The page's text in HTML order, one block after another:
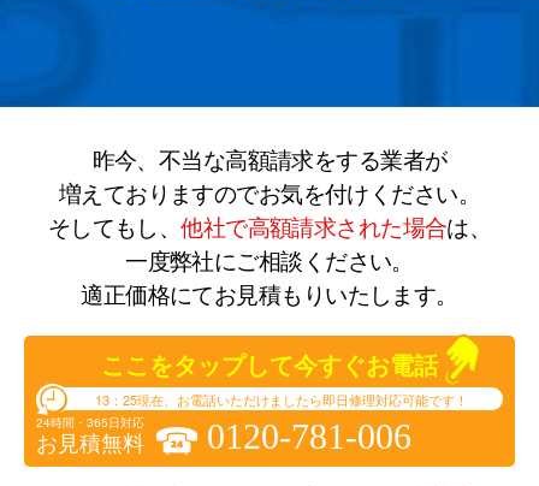
昨今、不当な高額請求をする業者が
増えておりますのでお気を付けください。
そしてもし、他社で高額請求された場合は、
一度弊社にご相談ください。
適正価格にてお見積もりいたします。
ここをタップして今すぐお電話
13：25現在、お電話いただけましたら即日修理対応可能です！
24時間・365日対応
お見積無料 0120-781-006